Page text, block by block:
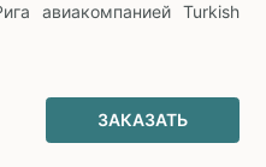
авиакомпанией Turkish
ЗАКАЗАТЬ